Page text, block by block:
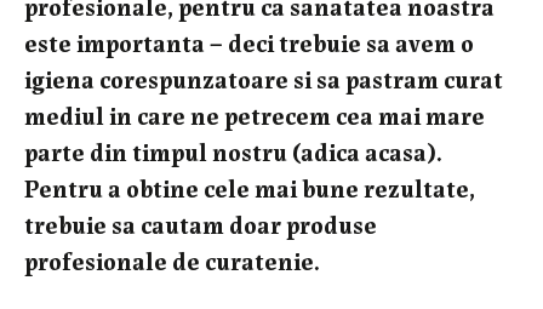
este importanta – deci trebuie sa avem o
igiena corespunzatoare si sa pastram curat
mediul in care ne petrecem cea mai mare
parte din timpul nostru (adica acasa).
Pentru a obtine cele mai bune rezultate,
trebuie sa cautam doar produse
profesionale de curatenie.